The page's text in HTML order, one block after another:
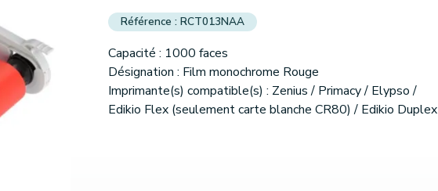
RCT013NAA
Capacité : 1000 faces
Désignation : Film monochrome Rouge
Imprimante(s) compatible(s) : Zenius / Primacy / Elypso /
Edikio Flex (seulement carte blanche CR80) / Edikio Duplex